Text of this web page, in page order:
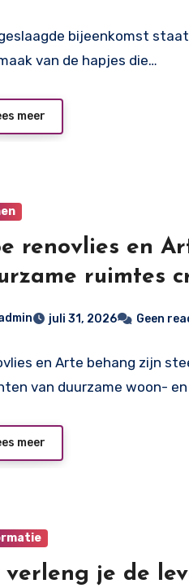
bijeenkomst
van de hapjes die…
meer
renovlies en
ruimtes
juli 31, 2026 Geen
en Arte behang zijn
van duurzame woon-
meer
verleng je de